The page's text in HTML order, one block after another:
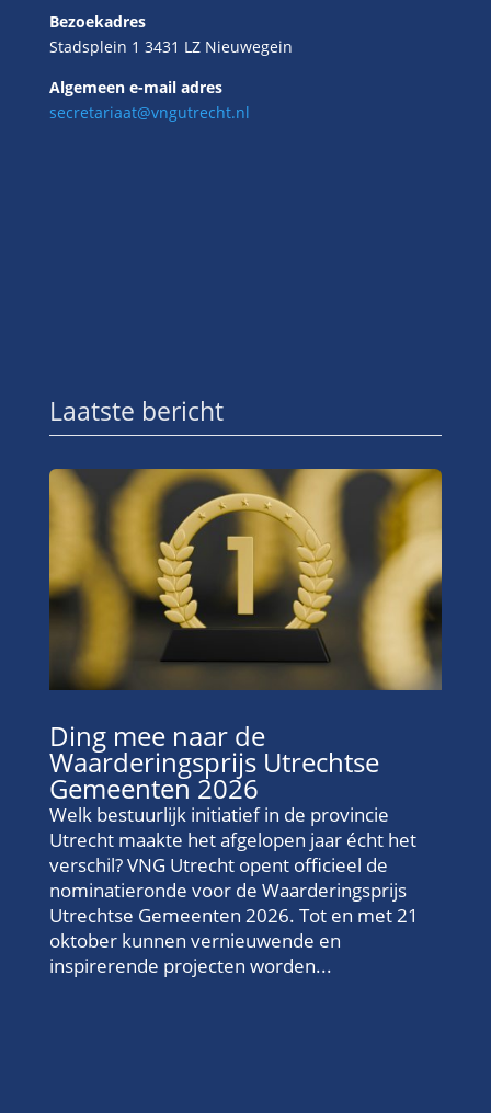
Bezoekadres
Stadsplein 1 3431 LZ Nieuwegein
Algemeen e-mail adres
secretariaat@vngutrecht.nl
Laatste bericht
Ding mee naar de
Waarderingsprijs Utrechtse
Gemeenten 2026
Welk bestuurlijk initiatief in de provincie
Utrecht maakte het afgelopen jaar écht het
verschil? VNG Utrecht opent officieel de
nominatieronde voor de Waarderingsprijs
Utrechtse Gemeenten 2026. Tot en met 21
oktober kunnen vernieuwende en
inspirerende projecten worden...